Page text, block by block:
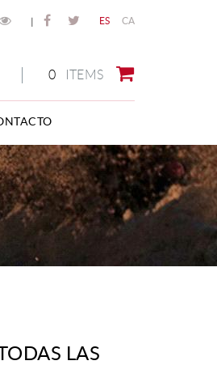
ES CA
|
0 ITEMS
LAS